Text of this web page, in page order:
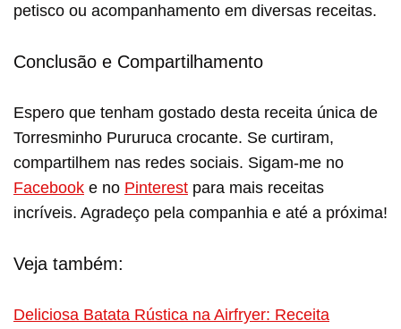
petisco ou acompanhamento em diversas receitas.
Conclusão e Compartilhamento
Espero que tenham gostado desta receita única de
Torresminho Pururuca crocante. Se curtiram,
compartilhem nas redes sociais. Sigam-me no
Facebook e no Pinterest para mais receitas
incríveis. Agradeço pela companhia e até a próxima!
Veja também:
Deliciosa Batata Rústica na Airfryer: Receita